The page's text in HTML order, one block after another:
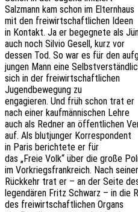
Salz­mann kam schon im Elternhaus
mit den frei­wirt­schaft­li­chen Ideen
in Kontakt. Ja er begeg­ne­te als
auch noch Silvio Gesell, kurz vor
dessen Tod. So war es für den
jungen Mann eine
sich in der freiwirtschaftlichen
Jugend­be­we­gung zu
enga­gie­ren. Und früh schon trat er
nach einer kauf­män­ni­schen Lehre
auch als Redner an öffent­li­chen
auf. Als blut­jun­ger Korrespondent
in Paris berich­te­te er für
das „Freie Volk“ über die große
im Vorkriegs­frank­reich. Nach seiner
Rück­kehr trat er – an der Seite
legen­dä­ren Fritz Schwarz – in die
des frei­wirt­schaft­li­chen Organs